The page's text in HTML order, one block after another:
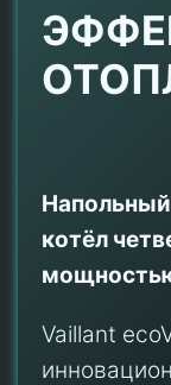
котёл
Vaillant